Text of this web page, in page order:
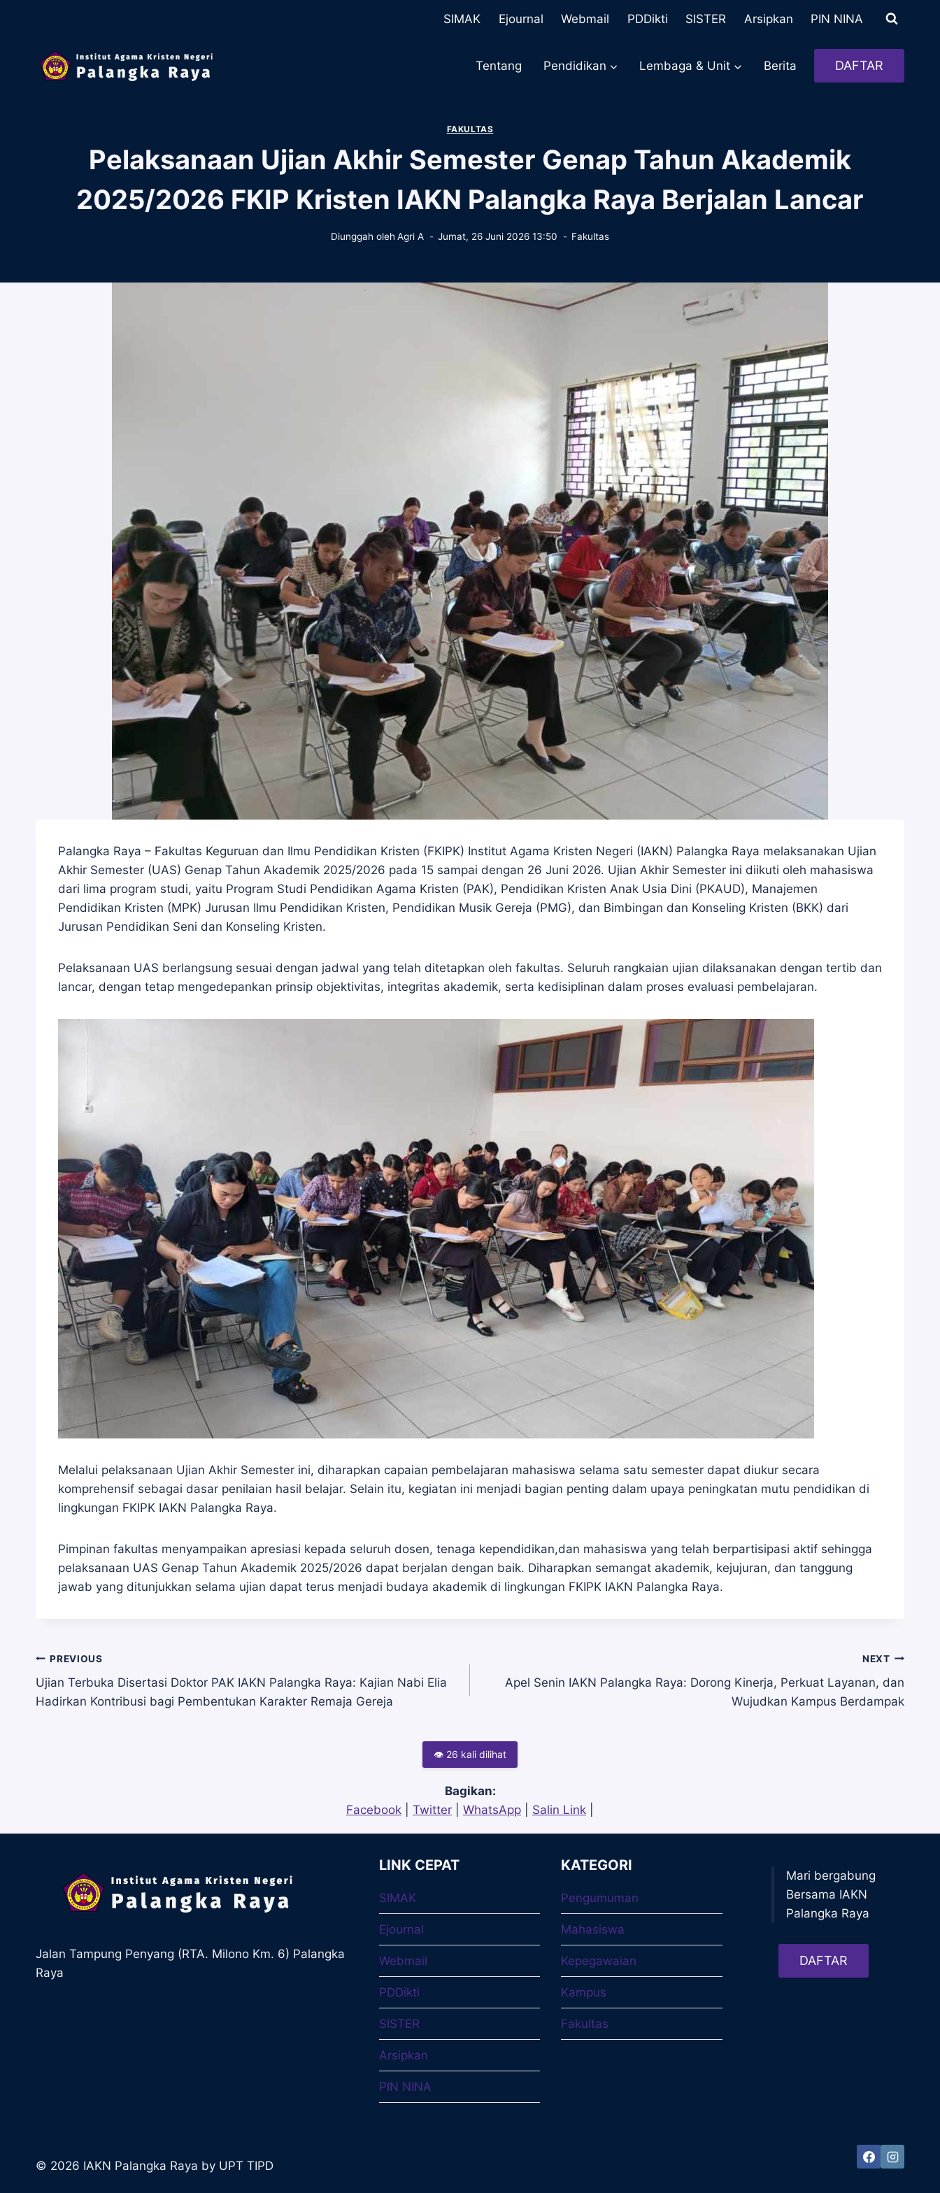
SIMAK Ejournal Webmail PDDikti SISTER Arsipkan PIN NINA
Tentang Pendidikan Lembaga & Unit Berita DAFTAR
FAKULTAS
Pelaksanaan Ujian Akhir Semester Genap Tahun Akademik
2025/2026 FKIP Kristen IAKN Palangka Raya Berjalan Lancar
Diunggah oleh Agri A Jumat, 26 Juni 2026 13:50 Fakultas
Palangka Raya – Fakultas Keguruan dan Ilmu Pendidikan Kristen (FKIPK) Institut Agama Kristen Negeri (IAKN) Palangka Raya melaksanakan Ujian
Akhir Semester (UAS) Genap Tahun Akademik 2025/2026 pada 15 sampai dengan 26 Juni 2026. Ujian Akhir Semester ini diikuti oleh mahasiswa
dari lima program studi, yaitu Program Studi Pendidikan Agama Kristen (PAK), Pendidikan Kristen Anak Usia Dini (PKAUD), Manajemen
Pendidikan Kristen (MPK) Jurusan Ilmu Pendidikan Kristen, Pendidikan Musik Gereja (PMG), dan Bimbingan dan Konseling Kristen (BKK) dari
Jurusan Pendidikan Seni dan Konseling Kristen.
Pelaksanaan UAS berlangsung sesuai dengan jadwal yang telah ditetapkan oleh fakultas. Seluruh rangkaian ujian dilaksanakan dengan tertib dan
lancar, dengan tetap mengedepankan prinsip objektivitas, integritas akademik, serta kedisiplinan dalam proses evaluasi pembelajaran.
Melalui pelaksanaan Ujian Akhir Semester ini, diharapkan capaian pembelajaran mahasiswa selama satu semester dapat diukur secara
komprehensif sebagai dasar penilaian hasil belajar. Selain itu, kegiatan ini menjadi bagian penting dalam upaya peningkatan mutu pendidikan di
lingkungan FKIPK IAKN Palangka Raya.
Pimpinan fakultas menyampaikan apresiasi kepada seluruh dosen, tenaga kependidikan,dan mahasiswa yang telah berpartisipasi aktif sehingga
pelaksanaan UAS Genap Tahun Akademik 2025/2026 dapat berjalan dengan baik. Diharapkan semangat akademik, kejujuran, dan tanggung
jawab yang ditunjukkan selama ujian dapat terus menjadi budaya akademik di lingkungan FKIPK IAKN Palangka Raya.
Navigasi
PREVIOUS
Ujian Terbuka Disertasi Doktor PAK IAKN Palangka Raya: Kajian Nabi Elia
Hadirkan Kontribusi bagi Pembentukan Karakter Remaja Gereja
NEXT
Apel Senin IAKN Palangka Raya: Dorong Kinerja, Perkuat Layanan, dan
Wujudkan Kampus Berdampak
👁 26 kali dilihat
Bagikan:
Facebook
Twitter WhatsApp Salin Link
Jalan Tampung Penyang (RTA. Milono Km. 6) Palangka
Raya
LINK CEPAT
SIMAK
Ejournal
Webmail
PDDikti
SISTER
Arsipkan
PIN NINA
KATEGORI
Pengumuman
Mahasiswa
Kepegawaian
Kampus
Fakultas
Mari bergabung
Bersama IAKN
Palangka Raya
DAFTAR
© 2026 IAKN Palangka Raya by UPT TIPD